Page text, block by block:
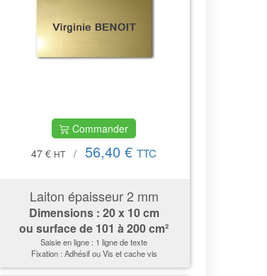
Commander
47 € HT / 56,40 € TTC
Laiton épaisseur 2 mm
Dimensions : 20 x 10 cm
ou surface de 101 à 200 cm²
Saisie en ligne : 1 ligne de texte
Fixation : Adhésif ou Vis et cache vis